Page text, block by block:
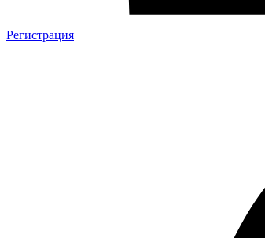
Регистрация